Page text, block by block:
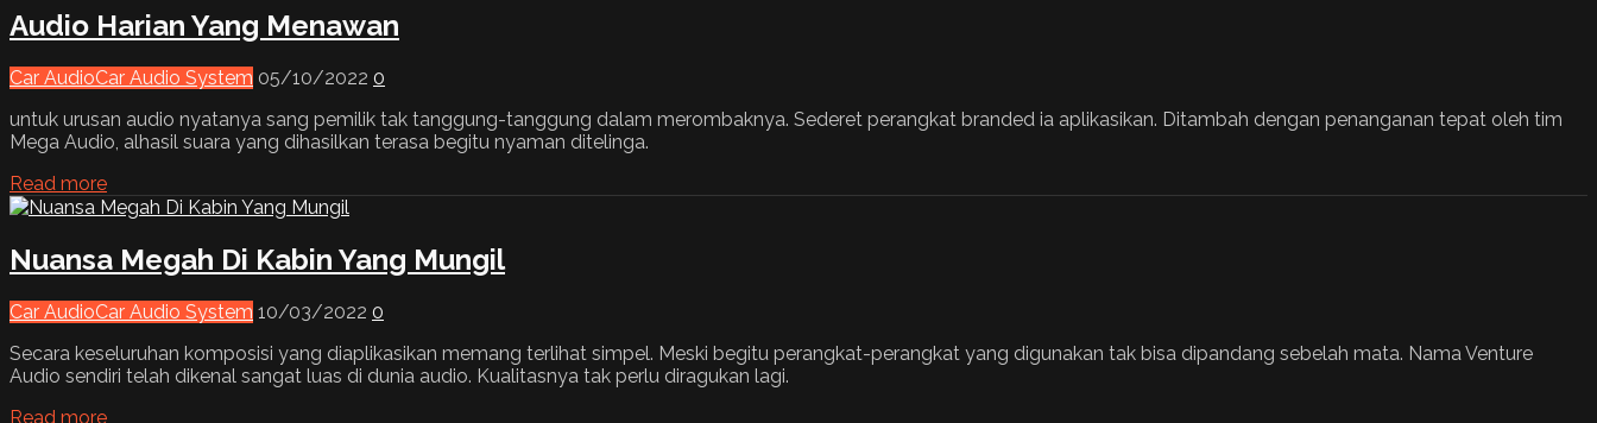
Audio Harian Yang Menawan
Car AudioCar Audio System 05/10/2022 0
untuk urusan audio nyatanya sang pemilik tak tanggung-tanggung dalam merombaknya. Sederet perangkat branded ia aplikasikan. Ditambah dengan penanganan tepat oleh tim
Mega Audio, alhasil suara yang dihasilkan terasa begitu nyaman ditelinga.
Read more
Nuansa Megah Di Kabin Yang Mungil
Car AudioCar Audio System 10/03/2022 0
Secara keseluruhan komposisi yang diaplikasikan memang terlihat simpel. Meski begitu perangkat-perangkat yang digunakan tak bisa dipandang sebelah mata. Nama Venture
Audio sendiri telah dikenal sangat luas di dunia audio. Kualitasnya tak perlu diragukan lagi.
Read more